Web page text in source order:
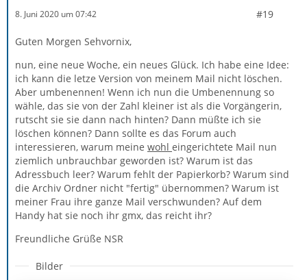
8. Juni 2020 um 07:42 #19
Guten Morgen Sehvornix,
nun, eine neue Woche, ein neues Glück. Ich habe eine Idee:
ich kann die letze Version von meinem Mail nicht löschen.
Aber umbenennen! Wenn ich nun die Umbenennung so
wähle, das sie von der Zahl kleiner ist als die Vorgängerin,
rutscht sie sie dann nach hinten? Dann müßte ich sie
löschen können? Dann sollte es das Forum auch
interessieren, warum meine wohl eingerichtete Mail nun
ziemlich unbrauchbar geworden ist? Warum ist das
Adressbuch leer? Warum fehlt der Papierkorb? Warum sind
die Archiv Ordner nicht "fertig" übernommen? Warum ist
meiner Frau ihre ganze Mail verschwunden? Auf dem
Handy hat sie noch ihr gmx, das reicht ihr?
Freundliche Grüße NSR
Bilder